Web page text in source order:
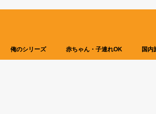
俺のシリーズ 赤ちゃん・子連れOK 国内